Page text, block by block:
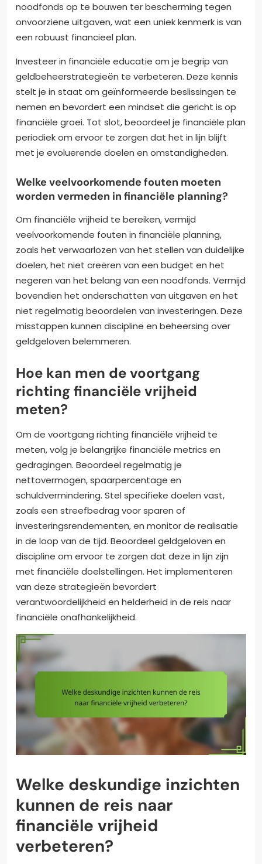
noodfonds op te bouwen ter bescherming tegen
onvoorziene uitgaven, wat een uniek kenmerk is van
een robuust financieel plan.
Investeer in financiële educatie om je begrip van
geldbeheerstrategieën te verbeteren. Deze kennis
stelt je in staat om geïnformeerde beslissingen te
nemen en bevordert een mindset die gericht is op
financiële groei. Tot slot, beoordeel je financiële plan
periodiek om ervoor te zorgen dat het in lijn blijft
met je evoluerende doelen en omstandigheden.
Welke veelvoorkomende fouten moeten
worden vermeden in financiële planning?
Om financiële vrijheid te bereiken, vermijd
veelvoorkomende fouten in financiële planning,
zoals het verwaarlozen van het stellen van duidelijke
doelen, het niet creëren van een budget en het
negeren van het belang van een noodfonds. Vermijd
bovendien het onderschatten van uitgaven en het
niet regelmatig beoordelen van investeringen. Deze
misstappen kunnen discipline en beheersing over
geldgeloven belemmeren.
Hoe kan men de voortgang
richting financiële vrijheid
meten?
Om de voortgang richting financiële vrijheid te
meten, volg je belangrijke financiële metrics en
gedragingen. Beoordeel regelmatig je
nettovermogen, spaarpercentage en
schuldvermindering. Stel specifieke doelen vast,
zoals een streefbedrag voor sparen of
investeringsrendementen, en monitor de realisatie
in de loop van de tijd. Beoordeel geldgeloven en
discipline om ervoor te zorgen dat deze in lijn zijn
met financiële doelstellingen. Het implementeren
van deze strategieën bevordert
verantwoordelijkheid en helderheid in de reis naar
financiële onafhankelijkheid.
Welke deskundige inzichten
kunnen de reis naar
financiële vrijheid
verbeteren?